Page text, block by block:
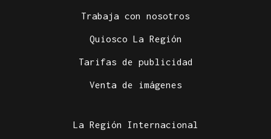
Trabaja con nosotros
Quiosco La Región
Tarifas de publicidad
Venta de imágenes
La Región Internacional